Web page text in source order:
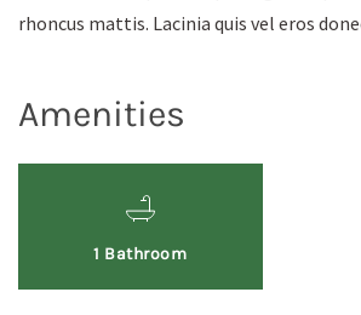
rhoncus mattis. Lacinia quis vel eros
Amenities
1 Bathroom